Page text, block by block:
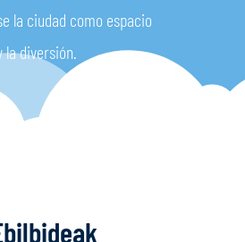
la ciudad como espacio
la diversión.